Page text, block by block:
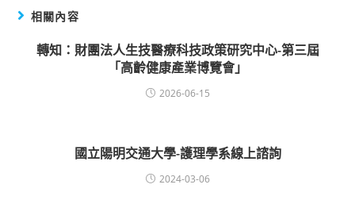
相關內容
轉知：財團法人生技醫療科技政策研究中心-第三屆
「高齡健康產業博覽會」
2026-06-15
國立陽明交通大學-護理學系線上諮詢
2024-03-06